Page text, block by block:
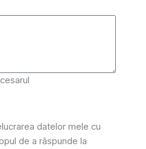
datelor mele cu
de a răspunde la